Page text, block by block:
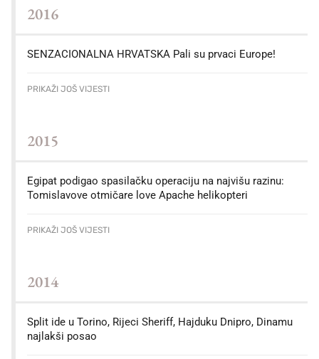
2016
SENZACIONALNA HRVATSKA Pali su prvaci Europe!
PRIKAŽI JOŠ VIJESTI
2015
Egipat podigao spasilačku operaciju na najvišu razinu:
Tomislavove otmičare love Apache helikopteri
PRIKAŽI JOŠ VIJESTI
2014
Split ide u Torino, Rijeci Sheriff, Hajduku Dnipro, Dinamu
najlakši posao